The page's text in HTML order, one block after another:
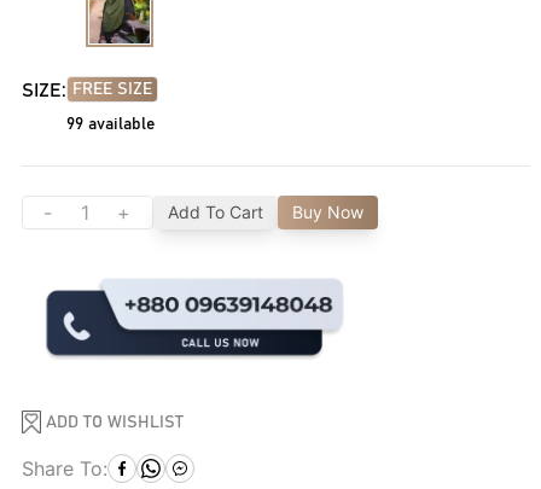
SIZE: FREE SIZE
99 available
- + Add To Cart Buy Now
ADD TO WISHLIST
Share To: